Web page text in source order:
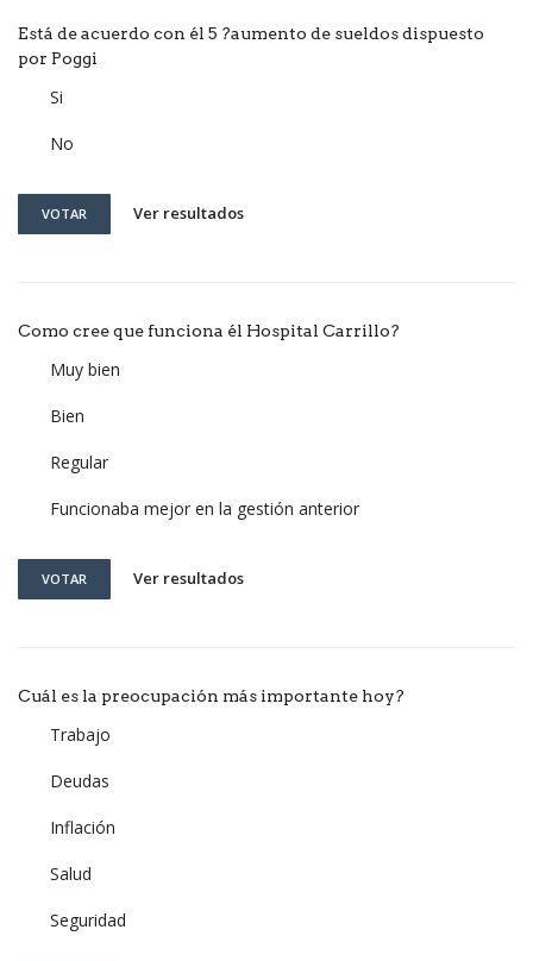
Está de acuerdo con él 5 ?aumento de sueldos dispuesto
por Poggi
Si
No
VOTAR Ver resultados
Como cree que funciona él Hospital Carrillo?
Muy bien
Bien
Regular
Funcionaba mejor en la gestión anterior
VOTAR Ver resultados
Cuál es la preocupación más importante hoy?
Trabajo
Deudas
Inflación
Salud
Seguridad